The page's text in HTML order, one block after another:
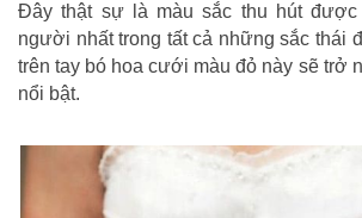
Đây thật sự là màu sắc thu hút được
người nhất trong tất cả những sắc thái
trên tay bó hoa cưới màu đỏ này sẽ trở
nổi bật.